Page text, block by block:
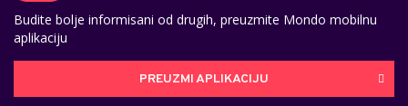
Budite bolje informisani od drugih, preuzmite Mondo mobilnu
aplikaciju
PREUZMI APLIKACIJU